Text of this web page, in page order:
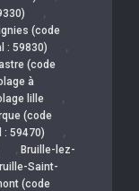
,
(code
: 59830) ,
(code
à
lille ,
(code
: 59470) ,
, Bruille-lez-
Saint-
(code